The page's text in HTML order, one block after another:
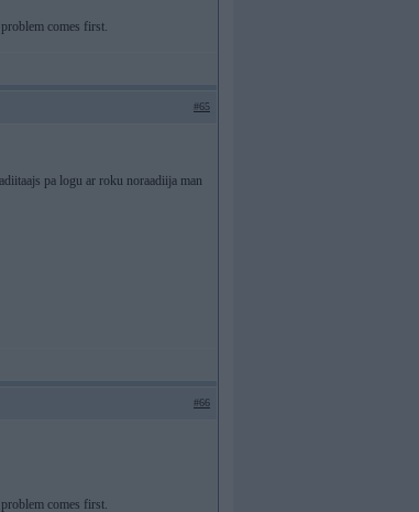
comes first.
#65
pa logu ar roku noraadiija man
#66
comes first.